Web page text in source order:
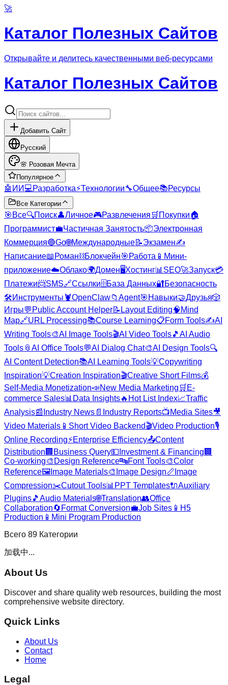
🚀
Каталог Полезных Сайтов
Открывайте и делитесь качественными веб-ресурсами
Каталог Полезных Сайтов
Добавить Сайт
Русский
🌸 Розовая Мечта
Популярное
🤖 ИИ 💻 Разработка⚡Технологии🔧Общее📚Ресурсы
Все Категории
🎯 Все🔍Поиск👤Личное🎮Развлечения 🛒 Покупки🏠
Программист💼Частичная Занятость📦Электронная
Коммерция🔵Go🌐Международные📝Экзамен✍️
Написание📖 Роман⛓️Блокчейн🎯 Работа 📱 Мини-
приложение☁️Облако🌍Домен🖥️Хостинг📊 SEO🚀Запуск💳
Платежи📨SMS🔗Ссылки🗄️База Данных🔐Безопасность
🛠️Инструменты 🦞OpenClaw📁 Agent🎯 Навыки🤝Друзья🎲
Игры💬 Public Account Helper📝 Layout Editing🧠 Mind
Map🔗URL Processing📚Course Learning📋Form Tools✍️AI
Writing Tools🎨AI Image Tools🎬AI Video Tools🎵 AI Audio
Tools 📎 AI Office Tools💬AI Dialog Chat🎨AI Design Tools🔍
AI Content Detection📚AI Learning Tools💡Copywriting
Inspiration💡Creation Inspiration🎬Creative Short Films💰
Self-Media Monetization📣New Media Marketing 🛒 E-
commerce Sales📊 Data Insights🔥 Hot List Index📈Traffic
Analysis📰 Industry News 📄 Industry Reports📺Media Sites🎥
Video Materials 📱 Short Video Backend🎬Video Production🎙️
Online Recording⚡Enterprise Efficiency📤Content
Distribution 🏢 Business Query💵 Investment & Financing 🏢
Co-working🎨 Design Reference🔤Font Tools🎨Color
Reference🖼️ Image Materials🎨 Image Design📏 Image
Compression✂️Cutout Tools📊 PPT Templates🔌Auxiliary
Plugins🎵 Audio Materials🌐Translation👥Office
Collaboration🔄 Format Conversion💼Job Sites 📱 H5
Production 📱 Mini Program Production
Всего 89 Категории
加载中...
About Us
Discover and share quality web resources, building the most
comprehensive website directory.
Quick Links
About Us
Contact
Home
Legal